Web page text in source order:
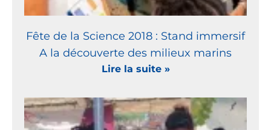
Fête de la Science 2018 : Stand immersif
A la découverte des milieux marins
Lire la suite »